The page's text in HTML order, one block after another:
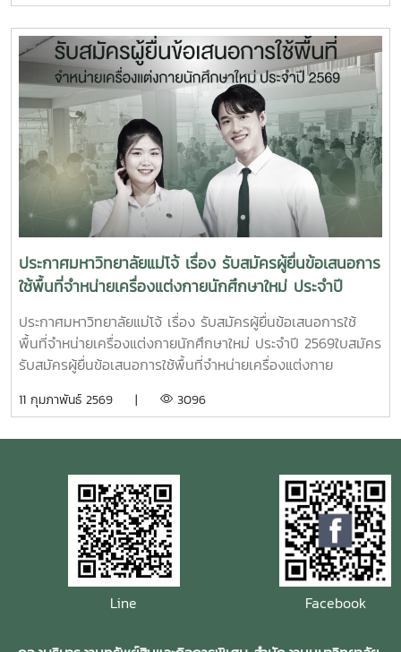
ประกาศมหาวิทยาลัยแม่โจ้ เรื่อง รับสมัครผู้ยื่นข้อเสนอการ
ใช้พื้นที่จำหน่ายเครื่องแต่งกายนักศึกษาใหม่ ประจำปี
ประกาศมหาวิทยาลัยแม่โจ้ เรื่อง รับสมัครผู้ยื่นข้อเสนอการใช้
พื้นที่จำหน่ายเครื่องแต่งกายนักศึกษาใหม่ ประจำปี 2569ใบสมัคร
รับสมัครผู้ยื่นข้อเสนอการใช้พื้นที่จำหน่ายเครื่องแต่งกาย
มีนาคม 2569 จำหน่ายเครื่องแต่งกายนักศึกษาใหม่ ประจำปี
แม่โจ้ ผู้สนใจประสงค์จะยื่นข้อเสนอการใช้พื้นที่สามารถรับแบบ
ฟอร์มใบสมัครได้ที่ กองบริหารงานทรัพย์สินและกิจการพิเศษ อา
คารอิงคศรีกสิการ ชั้น 1 มหาวิทยาลัยแม่โจ้
11 กุมภาพันธ์ 2569 | 3096
Line Facebook